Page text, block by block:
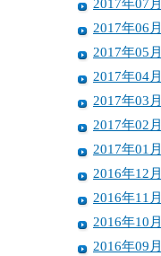
2017年07月
2017年06月
2017年05月
2017年04月
2017年03月
2017年02月
2017年01月
2016年12月
2016年11月
2016年10月
2016年09月